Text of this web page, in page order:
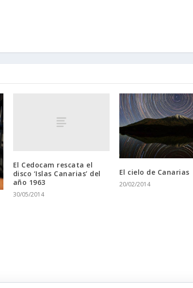
El Cedocam rescata el
disco ‘Islas Canarias’ del
año 1963
30/05/2014
El cielo de Canarias
20/02/2014